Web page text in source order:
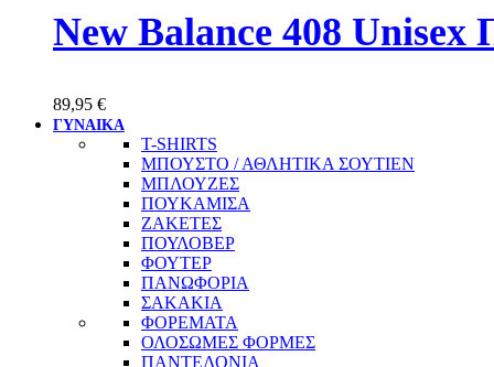
New Balance 408
89,95 €
ΓΥΝΑΙΚΑ
T-SHIRTS
ΜΠΟΥΣΤΟ / ΑΘΛΗΤΙΚΑ ΣΟΥΤΙΕΝ
ΜΠΛΟΥΖΕΣ
ΠΟΥΚΑΜΙΣΑ
ΖΑΚΕΤΕΣ
ΠΟΥΛΟΒΕΡ
ΦΟΥΤΕΡ
ΠΑΝΩΦΟΡΙΑ
ΣΑΚΑΚΙΑ
ΦΟΡΕΜΑΤΑ
ΟΛΟΣΩΜΕΣ ΦΟΡΜΕΣ
ΠΑΝΤΕΛΟΝΙΑ